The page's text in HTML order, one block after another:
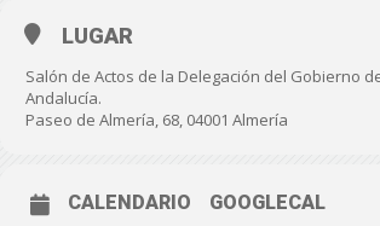
LUGAR
Salón de Actos de la Delegación del Gobierno
Andalucía.
Paseo de Almería, 68, 04001 Almería
CALENDARIO GOOGLECAL